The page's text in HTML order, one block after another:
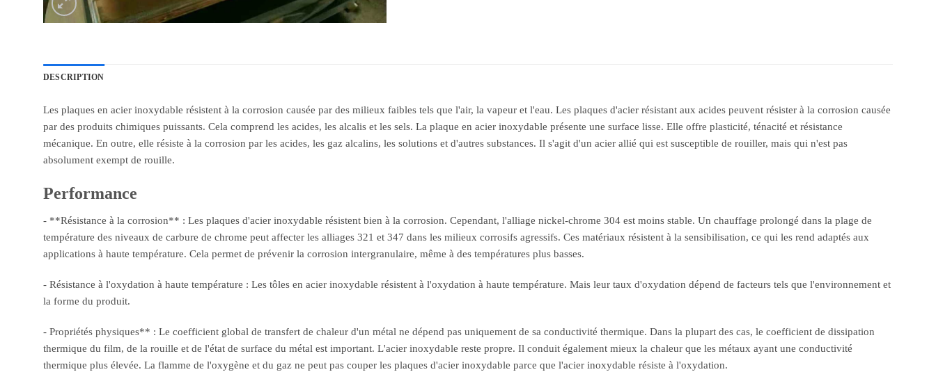
DESCRIPTION
Les plaques en acier inoxydable résistent à la corrosion causée par des milieux faibles tels que l'air, la vapeur et l'eau. Les plaques d'acier résistant aux acides peuvent résister à la corrosion causée
par des produits chimiques puissants. Cela comprend les acides, les alcalis et les sels. La plaque en acier inoxydable présente une surface lisse. Elle offre plasticité, ténacité et résistance
mécanique. En outre, elle résiste à la corrosion par les acides, les gaz alcalins, les solutions et d'autres substances. Il s'agit d'un acier allié qui est susceptible de rouiller, mais qui n'est pas
absolument exempt de rouille.
Performance
- **Résistance à la corrosion** : Les plaques d'acier inoxydable résistent bien à la corrosion. Cependant, l'alliage nickel-chrome 304 est moins stable. Un chauffage prolongé dans la plage de
température des niveaux de carbure de chrome peut affecter les alliages 321 et 347 dans les milieux corrosifs agressifs. Ces matériaux résistent à la sensibilisation, ce qui les rend adaptés aux
applications à haute température. Cela permet de prévenir la corrosion intergranulaire, même à des températures plus basses.
- Résistance à l'oxydation à haute température : Les tôles en acier inoxydable résistent à l'oxydation à haute température. Mais leur taux d'oxydation dépend de facteurs tels que l'environnement et
la forme du produit.
- Propriétés physiques** : Le coefficient global de transfert de chaleur d'un métal ne dépend pas uniquement de sa conductivité thermique. Dans la plupart des cas, le coefficient de dissipation
thermique du film, de la rouille et de l'état de surface du métal est important. L'acier inoxydable reste propre. Il conduit également mieux la chaleur que les métaux ayant une conductivité
thermique plus élevée. La flamme de l'oxygène et du gaz ne peut pas couper les plaques d'acier inoxydable parce que l'acier inoxydable résiste à l'oxydation.